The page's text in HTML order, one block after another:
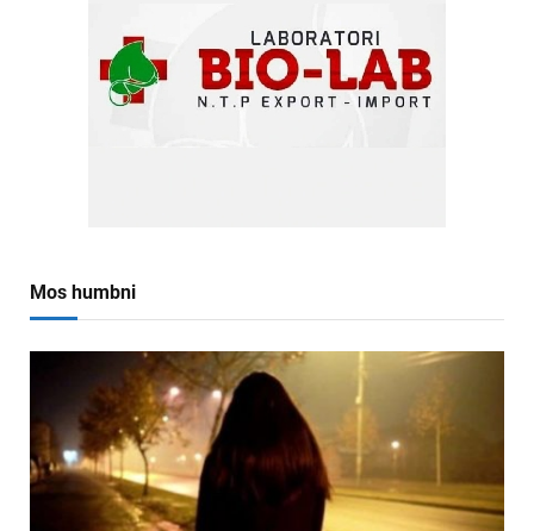
Mos humbni